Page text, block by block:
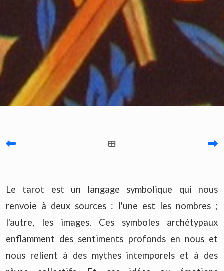
Le tarot est un langage symbolique qui nous
renvoie à deux sources : l'une est les nombres ;
l'autre, les images. Ces symboles archétypaux
enflamment des sentiments profonds en nous et
nous relient à des mythes intemporels et à des